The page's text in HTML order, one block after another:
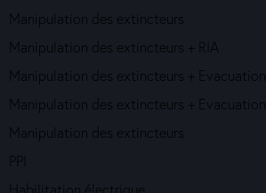
Manipulation des extincteurs
Manipulation des extincteurs + RIA
Manipulation des extincteurs + Evacuation
Manipulation des extincteurs + Evacuation
Manipulation des extincteurs
PPI
Habilitation électrique